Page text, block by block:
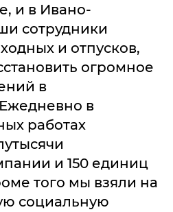
и в Ивано-
сотрудники
и отпусков,
огромное
в
в
работах
и 150 единиц
того мы взяли на
социальную